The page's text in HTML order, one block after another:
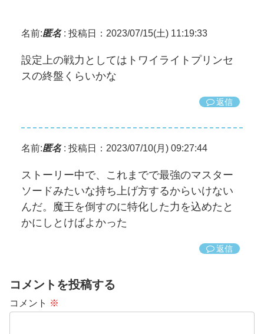
名前:匿名: 投稿日：2023/07/15(土) 11:19:33
設定上の戦力としてはトワイライトプリンセ
スの終盤くらいかな
返信
名前:匿名: 投稿日：2023/07/10(月) 09:27:44
ストーリー中で、これまでで最強のマスター
ソードみたいな持ち上げ方するからいけない
んだ。魔王を倒すのに特化した力を込めたと
かにしとけばよかった
返信
コメントを投稿する
コメント ※